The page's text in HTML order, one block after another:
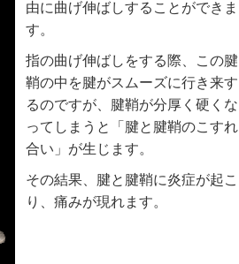
由に曲げ伸ばしすることができま
す。
指の曲げ伸ばしをする際、この腱
鞘の中を腱がスムーズに行き来す
るのですが、腱鞘が分厚く硬くな
ってしまうと「腱と腱鞘のこすれ
合い」が生じます。
その結果、腱と腱鞘に炎症が起こ
り、痛みが現れます。